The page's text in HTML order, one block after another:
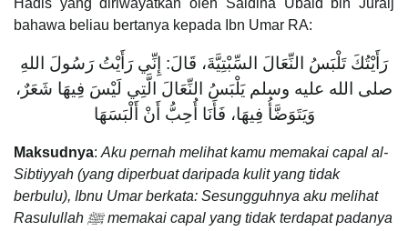
Hadis yang diriwayatkan oleh Saidina Ubaid bin Juraij
bahawa beliau bertanya kepada Ibn Umar RA:
رَأَيْتُكَ تَلْبَسُ النِّعَالَ السِّبْتِيَّةَ، قَالَ‏:‏ إِنِّي رَأَيْتُ رَسُولَ اللهِ
صلى الله عليه وسلم يَلْبَسُ النِّعَالَ الَّتِي لَيْسَ فِيهَا شَعَرٌ،
وَيَتَوَضَّأُ فِيهَا، فَأَنَا أُحِبُّ أَنْ أَلْبَسَهَا
Maksudnya: Aku pernah melihat kamu memakai capal al-
Sibtiyyah (yang diperbuat daripada kulit yang tidak
berbulu), Ibnu Umar berkata: Sesungguhnya aku melihat
Rasulullah ﷺ memakai capal yang tidak terdapat padanya